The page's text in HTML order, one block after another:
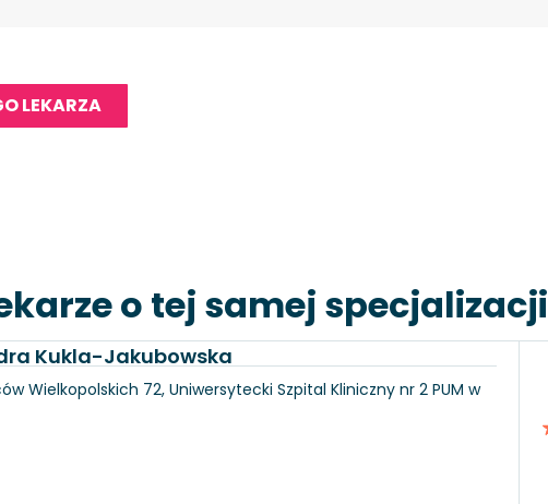
LEKARZA
o tej samej specjalizacji
Kukla-Jakubowska
Wielkopolskich 72, Uniwersytecki Szpital Kliniczny nr 2 PUM w